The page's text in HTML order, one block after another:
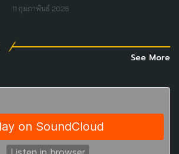
11 กุมภาพันธ์ 2026
See More